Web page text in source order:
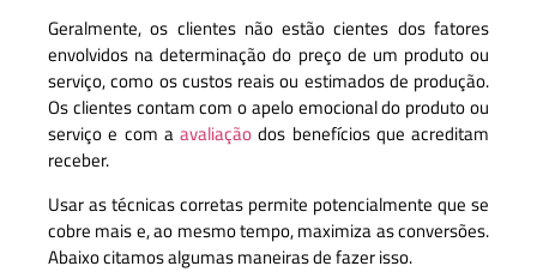
Geralmente, os clientes não estão cientes dos fatores
envolvidos na determinação do preço de um produto ou
serviço, como os custos reais ou estimados de produção.
Os clientes contam com o apelo emocional do produto ou
serviço e com a avaliação dos benefícios que acreditam
receber.
Usar as técnicas corretas permite potencialmente que se
cobre mais e, ao mesmo tempo, maximiza as conversões.
Abaixo citamos algumas maneiras de fazer isso.